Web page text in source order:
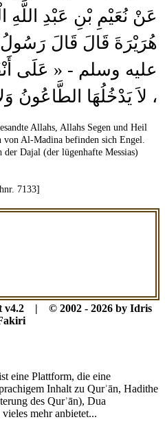
عَنْ نُعَيْمِ بْنِ عَبْدِ
هُرَيْرَةَ قَالَ قَالَ رَسُولُ
عليه وسلم - « عَلَى
، لاَ يَدْخُلُهَا الطَّاعُونُ
Allahs, Allahs Segen und Heil
Al-Madina befinden sich Engel.
der Dajal (der lügenhafte Messias)
7133]
v4.2 | © 2002 - 2026 by Idris
eine Plattform, die eine
Inhalt zu Qurʾān, Hadithe
des Qurʾān), Dua
mehr anbietet...